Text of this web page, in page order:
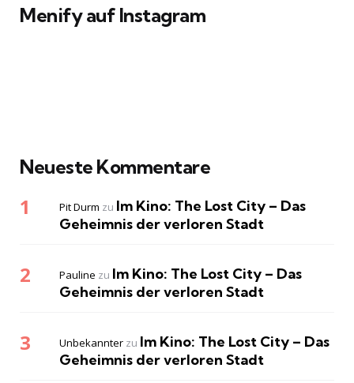
Menify auf Instagram
Neueste Kommentare
Pit Durm zu Im Kino: The Lost City – Das
Geheimnis der verloren Stadt
Pauline zu Im Kino: The Lost City – Das
Geheimnis der verloren Stadt
Unbekannter zu Im Kino: The Lost City – Das
Geheimnis der verloren Stadt